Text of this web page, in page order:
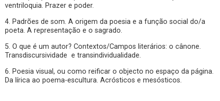
ventriloquia. Prazer e poder.
4. Padrões de som. A origem da poesia e a função social do/a
poeta. A representação e o sagrado.
5. O que é um autor? Contextos/Campos literários: o cânone.
Transdiscursividade e transindividualidade.
6. Poesia visual, ou como reificar o objecto no espaço da página.
Da lírica ao poema-escultura. Acrósticos e mesósticos.